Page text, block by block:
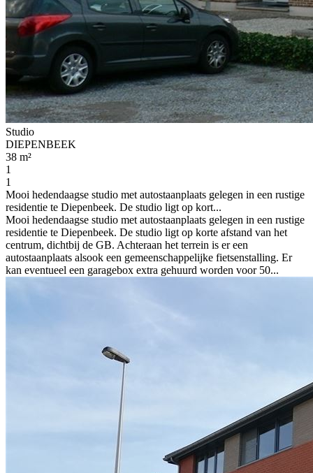
Studio
DIEPENBEEK
38 m²
1
1
Mooi hedendaagse studio met autostaanplaats gelegen in een rustige
residentie te Diepenbeek. De studio ligt op kort...
Mooi hedendaagse studio met autostaanplaats gelegen in een rustige
residentie te Diepenbeek. De studio ligt op korte afstand van het
centrum, dichtbij de GB. Achteraan het terrein is er een
autostaanplaats alsook een gemeenschappelijke fietsenstalling. Er
kan eventueel een garagebox extra gehuurd worden voor 50...